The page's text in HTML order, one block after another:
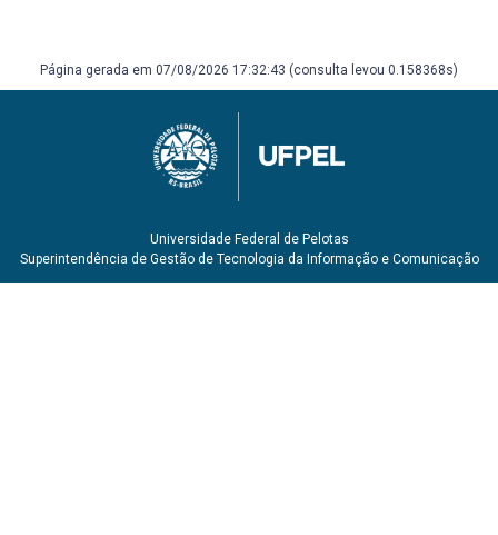
Página gerada em 07/08/2026 17:32:43 (consulta levou 0.158368s)
Universidade Federal de Pelotas
Superintendência de Gestão de Tecnologia da Informação e Comunicação